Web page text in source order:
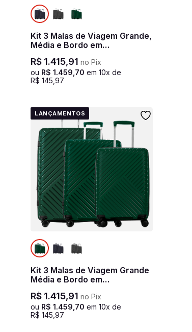
Kit 3 Malas de Viagem Grande,
Média e Bordo em
Azul marinho
R$ 1.415,91 no Pix
ou R$ 1.459 70 em10x de
R$ 145 ,97
LANÇAMENTOS
Kit 3 Malas de Viagem Grande
Média e Bordo em
Verde
R$ 1.415,91 no Pix
ou R$ 1.459 70 em10x de
R$ 145 ,97